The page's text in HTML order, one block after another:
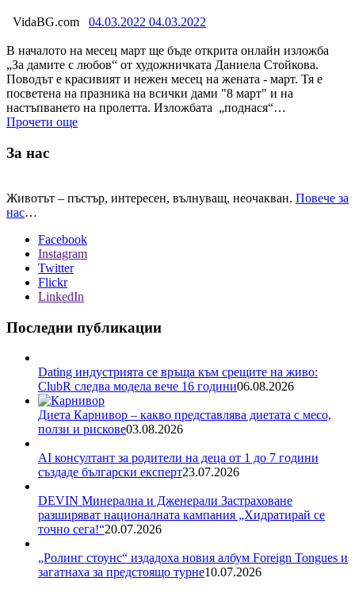
VidaBG.com 04.03.2022 04.03.2022
В началото на месец март ще бъде открита онлайн изложба
„За дамите с любов“ от художничката Даниела Стойкова.
Поводът е красивият и нежен месец на жената - март. Тя е
посветена на празника на всички дами "8 март" и на
настъпването на пролетта. Изложбата „поднася“…
Прочети още
За нас
Животът – пъстър, интересен, вълнуващ, неочакван. Повече за
нас…
Facebook
Instagram
Twitter
Flickr
LinkedIn
Последни публикации
Dating индустрията се връща към срещите на живо:
ClubR следва модела вече 16 години06.08.2026
Диета Карнивор – какво представлява диетата с месо,
ползи и рискове03.08.2026
AI консултант за родители на деца от 1 до 7 години
създаде български експерт23.07.2026
DEVIN Минерална и Дженерали Застраховане
разширяват националната кампания „Хидратирай се
точно сега!“20.07.2026
„Ролинг стоунс“ издадоха новия албум Foreign Tongues и
загатнаха за предстоящо турне10.07.2026